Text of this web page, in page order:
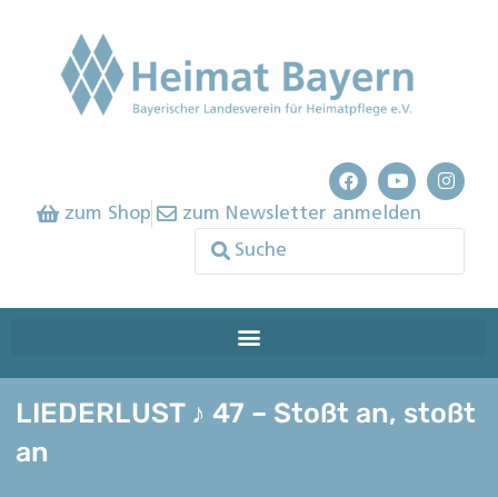
zum Shop zum Newsletter anmelden
LIEDERLUST ♪ 47 – Stoßt an, stoßt
an